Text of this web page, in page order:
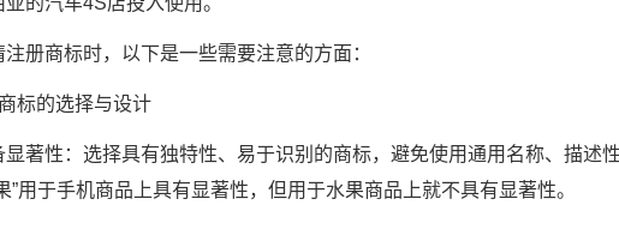
商标时，以下是一些需要注意的方面：
的选择与设计
性：选择具有独特性、易于识别的商标，避免使用通用名称、描述
”用于手机商品上具有显著性，但用于水果商品上就不具有显著性。